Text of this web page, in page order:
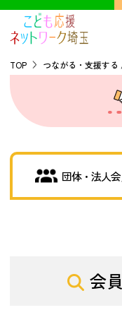
探す
バーチャルユ
TOP つながる・支援す
団体・法人
会